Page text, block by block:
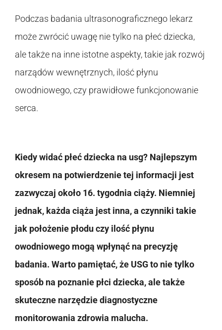
Podczas badania ultrasonograficznego lekarz
może zwrócić uwagę nie tylko na płeć dziecka,
ale także na inne istotne aspekty, takie jak rozwój
narządów wewnętrznych, ilość płynu
owodniowego, czy prawidłowe funkcjonowanie
serca.
Kiedy widać płeć dziecka na usg? Najlepszym
okresem na potwierdzenie tej informacji jest
zazwyczaj około 16. tygodnia ciąży. Niemniej
jednak, każda ciąża jest inna, a czynniki takie
jak położenie płodu czy ilość płynu
owodniowego mogą wpłynąć na precyzję
badania. Warto pamiętać, że USG to nie tylko
sposób na poznanie płci dziecka, ale także
skuteczne narzędzie diagnostyczne
monitorowania zdrowia malucha.